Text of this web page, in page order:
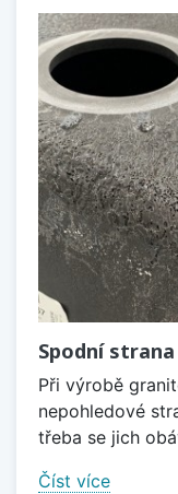
Spodní
Při výrobě
nepohledové
třeba se jich
Číst více